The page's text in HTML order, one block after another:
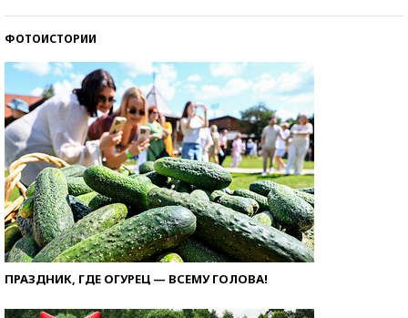
ФОТОИСТОРИИ
ПРАЗДНИК, ГДЕ ОГУРЕЦ — ВСЕМУ ГОЛОВА!